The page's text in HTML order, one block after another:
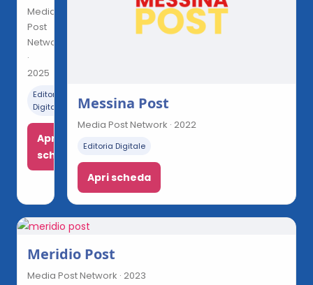
Media
Post
Network
·
2025
Editoria
Digitale
Apri
scheda
Messina Post
Media Post Network · 2022
Editoria Digitale
Apri scheda
Meridio Post
Media Post Network · 2023